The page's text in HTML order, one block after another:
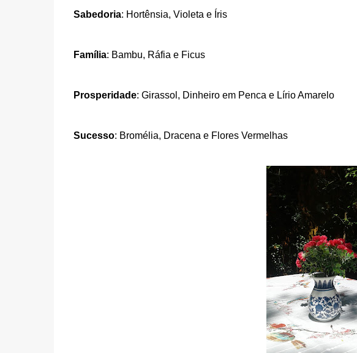
Sabedoria: Hortênsia, Violeta e Íris
Família: Bambu, Ráfia e Ficus
Prosperidade: Girassol, Dinheiro em Penca e Lírio Amarelo
Sucesso: Bromélia, Dracena e Flores Vermelhas